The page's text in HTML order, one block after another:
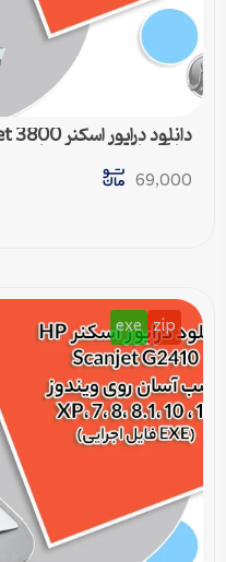
سازگار با تمام ویندوزها
69,000
zip
exe